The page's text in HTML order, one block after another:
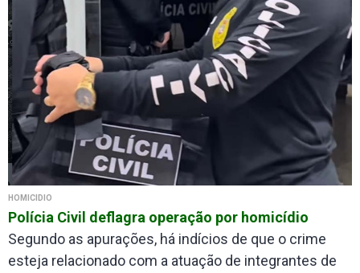
HOMICÍDIO
Polícia Civil deflagra operação por homicídio
Segundo as apurações, há indícios de que o crime
esteja relacionado com a atuação de integrantes de